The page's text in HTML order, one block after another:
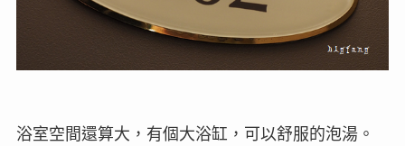
浴室空間還算大，有個大浴缸，可以舒服的泡湯。